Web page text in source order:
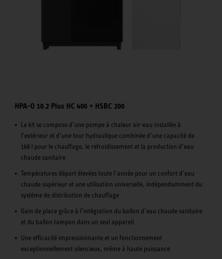
HPA-O 10.2 Plus HC 400 + HSBC 200
Le kit se compose d’une pompe à chaleur air-eau installée à
l’extérieur et d’une tour hydraulique combinée d’une capacité de
168 l pour le chauffage, le refroidissement et la production d’eau
chaude sanitaire
Températures départ élevées toute l’année pour un confort d’eau
chaude supérieur et une utilisation universelle, indépendamment du
système de distribution de chauffage
Gain de place grâce à l’intégration du ballon d’eau chaude sanitaire
et du ballon tampon dans un seul appareil
Une efficacité impressionnante et un fonctionnement
exceptionnellement silencieux, même à haute puissance